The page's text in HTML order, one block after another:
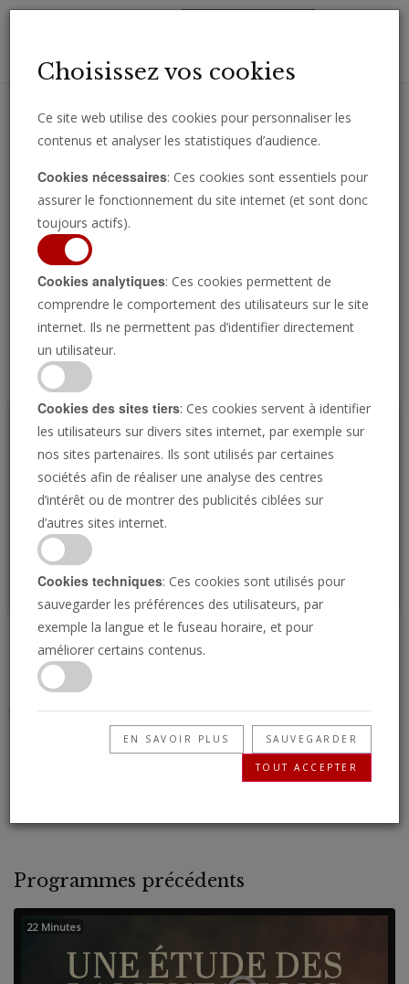
importantes directement par e-mail.
Regarder l’émission
P
L'oeil International 27
janvier 2025
27/01/2025 • 4 Minutes
La Trompette : les nouvelles de demain,
Programmes précédents
22 Minutes
Choisissez vos cookies
Ce site web utilise des cookies pour personnaliser les
contenus et analyser les statistiques d’audience.
Cookies nécessaires: Ces cookies sont essentiels pour
assurer le fonctionnement du site internet (et sont donc
toujours actifs).
Cookies analytiques: Ces cookies permettent de
comprendre le comportement des utilisateurs sur le site
internet. Ils ne permettent pas d’identifier directement
un utilisateur.
Cookies des sites tiers: Ces cookies servent à identifier
les utilisateurs sur divers sites internet, par exemple sur
nos sites partenaires. Ils sont utilisés par certaines
sociétés afin de réaliser une analyse des centres
d’intérêt ou de montrer des publicités ciblées sur
d’autres sites internet.
Cookies techniques: Ces cookies sont utilisés pour
sauvegarder les préférences des utilisateurs, par
exemple la langue et le fuseau horaire, et pour
améliorer certains contenus.
EN SAVOIR PLUS SAUVEGARDER
TOUT ACCEPTER